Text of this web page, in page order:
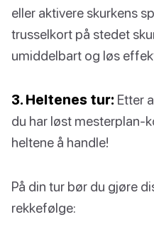
eller aktivere skurkens
trusselkort på stedet
umiddelbart og løs
3. Heltenes tur: Etter
du har løst mesterplan-
heltene å handle!
På din tur bør du gjøre
rekkefølge: